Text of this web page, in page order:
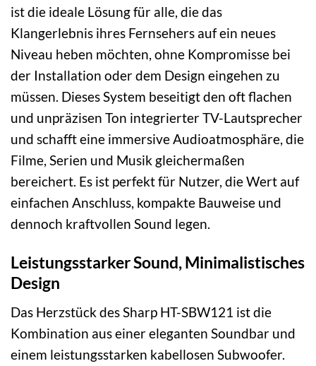
ist die ideale Lösung für alle, die das
Klangerlebnis ihres Fernsehers auf ein neues
Niveau heben möchten, ohne Kompromisse bei
der Installation oder dem Design eingehen zu
müssen. Dieses System beseitigt den oft flachen
und unpräzisen Ton integrierter TV-Lautsprecher
und schafft eine immersive Audioatmosphäre, die
Filme, Serien und Musik gleichermaßen
bereichert. Es ist perfekt für Nutzer, die Wert auf
einfachen Anschluss, kompakte Bauweise und
dennoch kraftvollen Sound legen.
Leistungsstarker Sound, Minimalistisches
Design
Das Herzstück des Sharp HT-SBW121 ist die
Kombination aus einer eleganten Soundbar und
einem leistungsstarken kabellosen Subwoofer.